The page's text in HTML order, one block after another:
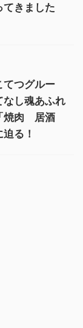
てきました
てつグルー
なし魂あふれ
焼肉 居酒
る！